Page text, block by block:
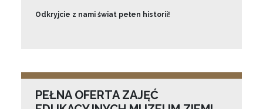
Odkryjcie z nami świat pełen historii!
PEŁNA OFERTA ZAJĘĆ